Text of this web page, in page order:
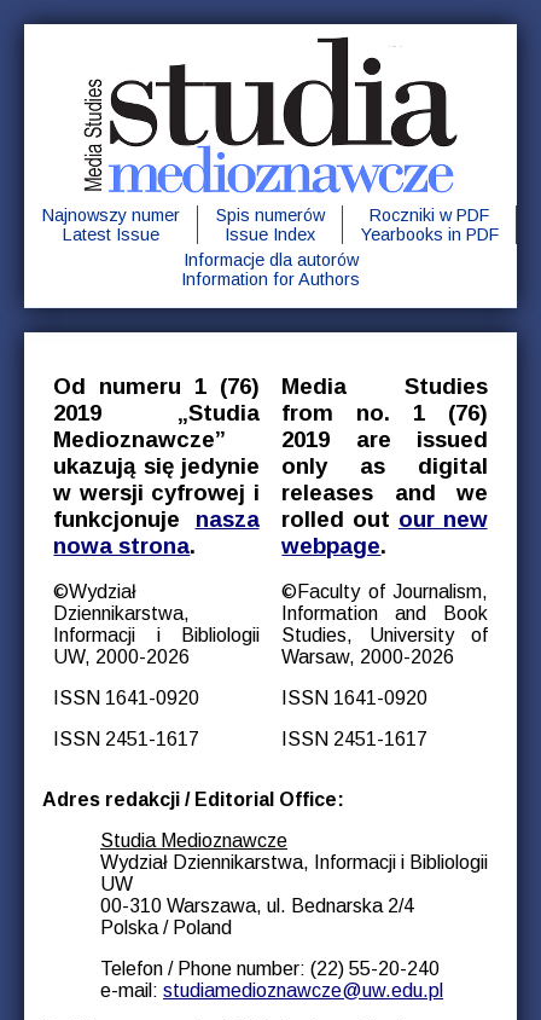
Najnowszy numer
Latest Issue
Spis numerów
Issue Index
Roczniki w PDF
Yearbooks in PDF
Informacje dla autorów
Information for Authors
Od numeru 1 (76)
2019 „Studia
Medioznawcze”
ukazują się jedynie
w wersji cyfrowej i
funkcjonuje nasza
nowa strona.
©Wydział
Dziennikarstwa,
Informacji i Bibliologii
UW, 2000-2026
ISSN 1641-0920
ISSN 2451-1617
Media Studies
from no. 1 (76)
2019 are issued
only as digital
releases and we
rolled out our new
webpage.
©Faculty of Journalism,
Information and Book
Studies, University of
Warsaw, 2000-2026
ISSN 1641-0920
ISSN 2451-1617
Adres redakcji / Editorial Office:
Studia Medioznawcze
Wydział Dziennikarstwa, Informacji i Bibliologii
UW
00-310 Warszawa, ul. Bednarska 2/4
Polska / Poland
Telefon / Phone number: (22) 55-20-240
e-mail: studiamedioznawcze@uw.edu.pl